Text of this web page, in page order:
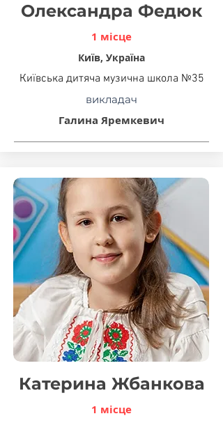
Олександра Федюк
1 місце
Київ, Україна
Київська дитяча музична школа №35
викладач
Галина Яремкевич
Катерина Жбанкова
1 місце